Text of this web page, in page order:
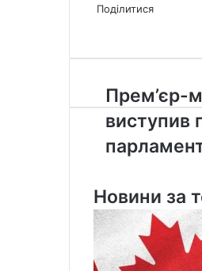
via
Поділитися
Email
Прем’єр-
міністр
Канади
виступив
перед
Австралії
Прем’єр-
виступив
Новини за